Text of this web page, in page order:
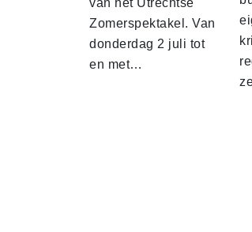
van het Utrechtse
Zomerspektakel. Van
donderdag 2 juli tot
en met…